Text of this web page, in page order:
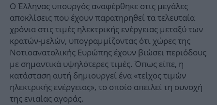
Ο Έλληνας υπουργός αναφέρθηκε στις μεγάλες
αποκλίσεις που έχουν παρατηρηθεί τα τελευταία
χρόνια στις τιμές ηλεκτρικής ενέργειας μεταξύ των
κρατών-μελών, υπογραμμίζοντας ότι χώρες της
Νοτιοανατολικής Ευρώπης έχουν βιώσει περιόδους
με σημαντικά υψηλότερες τιμές. Όπως είπε, η
κατάσταση αυτή δημιουργεί ένα «τείχος τιμών
ηλεκτρικής ενέργειας», το οποίο απειλεί τη συνοχή
της ενιαίας αγοράς.